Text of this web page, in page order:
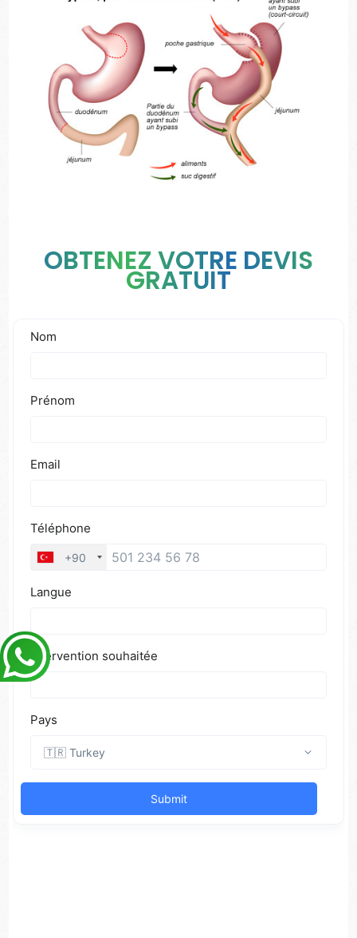
OBTENEZ VOTRE DEVIS
GRATUIT